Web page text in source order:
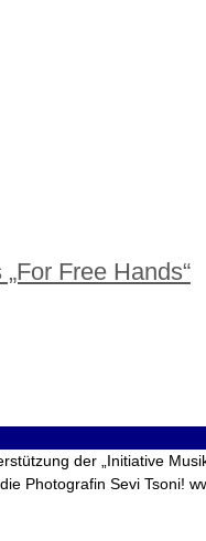
Free Hands“
der „Initiative
die Photografin Sevi